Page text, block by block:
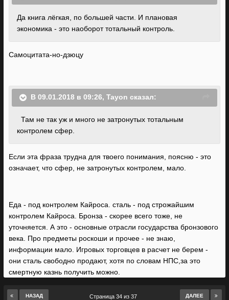
Да книга лёгкая, по большей части. И плановая
экономика - это наоборот тотальный контроль.
Самоцитата-но-дзюцу
В 09.01.2018 в 09:26, Tayon сказал:
Там не так уж и много не затронутых тотальным
контролем сфер.
Если эта фраза трудна для твоего понимания, поясню - это
означает, что сфер, не затронутых контролем, мало.
Еда - под контролем Кайроса. сталь - под строжайшим
контролем Кайроса. Бронза - скорее всего тоже, не
уточняется. А это - основные отрасли государства бронзового
века. Про предметы роскоши и прочее - не знаю,
информации мало. Игровых торговцев в расчет не берем -
они сталь свободно продают, хотя по словам НПС,за это
смертную казнь получить можно.
НАЗАД ДАЛЕЕ
Страница 34 из 37